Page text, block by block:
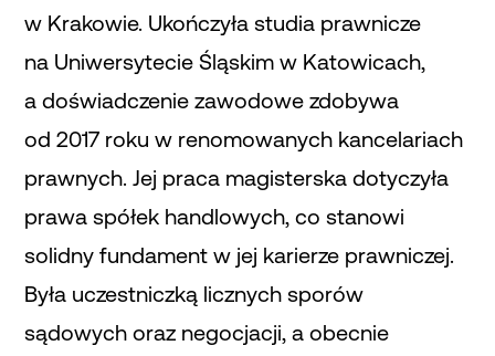
w Krakowie. Ukończyła studia prawnicze
na Uniwersytecie Śląskim w Katowicach,
a doświadczenie zawodowe zdobywa
od 2017 roku w renomowanych kancelariach
prawnych. Jej praca magisterska dotyczyła
prawa spółek handlowych, co stanowi
solidny fundament w jej karierze prawniczej.
Była uczestniczką licznych sporów
sądowych oraz negocjacji, a obecnie